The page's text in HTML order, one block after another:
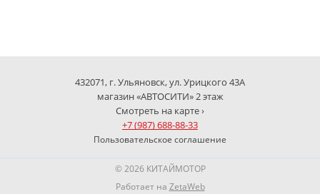
432071, г. Ульяновск, ул. Урицкого 43А
магазин «АВТОСИТИ» 2 этаж
Смотреть на карте ›
+7 (987) 688-88-33
Пользовательское соглашение
© 2026 КИТАЙМОТОР
Работает на ZetaWeb